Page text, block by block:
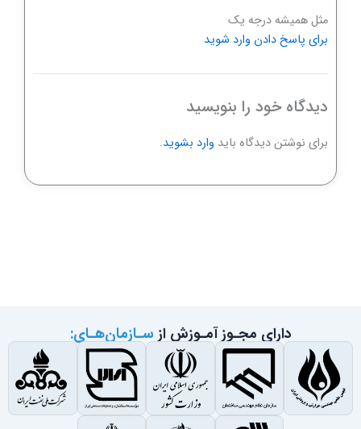
مثل همیشه درجه یک
برای پاسخ دادن وارد شوید
دیدگاه‌ خود را بنویسید
برای نوشتن دیدگاه باید وارد بشوید.
دارای مجـوز آمـوزش از سـازمان‌هـای: